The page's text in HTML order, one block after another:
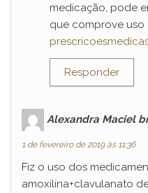
medicação, pode
que comprove uso
Responder
Alexandra Maciel
1 de fevereiro de 2019 às 11:36
Fiz o uso dos
amoxilina+clavulanato